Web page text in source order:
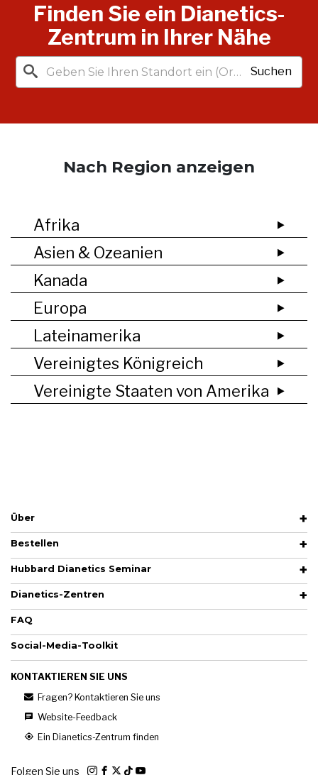
Finden Sie ein Dianetics-
Zentrum in Ihrer Nähe
Suchen
Nach Region anzeigen
Afrika
Asien & Ozeanien
Kanada
Europa
Lateinamerika
Vereinigtes Königreich
Vereinigte Staaten von Amerika
Über
Bestellen
Hubbard Dianetics Seminar
Dianetics-Zentren
FAQ
Social-Media-Toolkit
KONTAKTIEREN SIE UNS
Fragen? Kontaktieren Sie uns
Website-Feedback
Ein Dianetics-Zentrum finden
Folgen Sie uns